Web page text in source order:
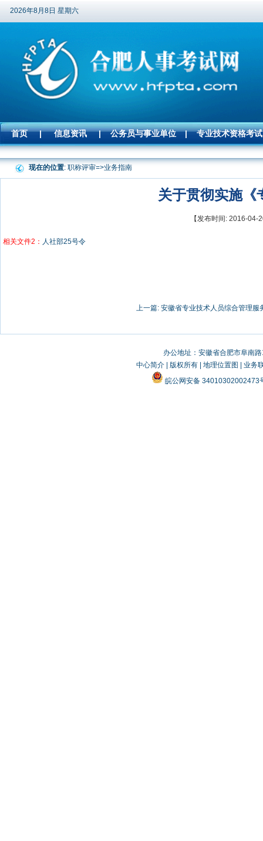
2026年8月8日 星期六
首页 | 信息资讯 | 公务员与事业单位 | 专业技术资格考试
现在的位置: 职称评审=>业务指南
关于贯彻实施《
【发布时间: 2016-
相关文件2： 人社部25号令
上一篇: 安徽省专业技术人员综合管理服
办公地址：安徽省合肥市阜南
中心简介| 版权所有| 地理位置图
业务
皖公网安备 34010302002473